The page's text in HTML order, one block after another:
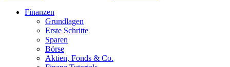
oben
Finanzen
Grundlagen
Erste Schritte
Sparen
Börse
Aktien, Fonds & Co.